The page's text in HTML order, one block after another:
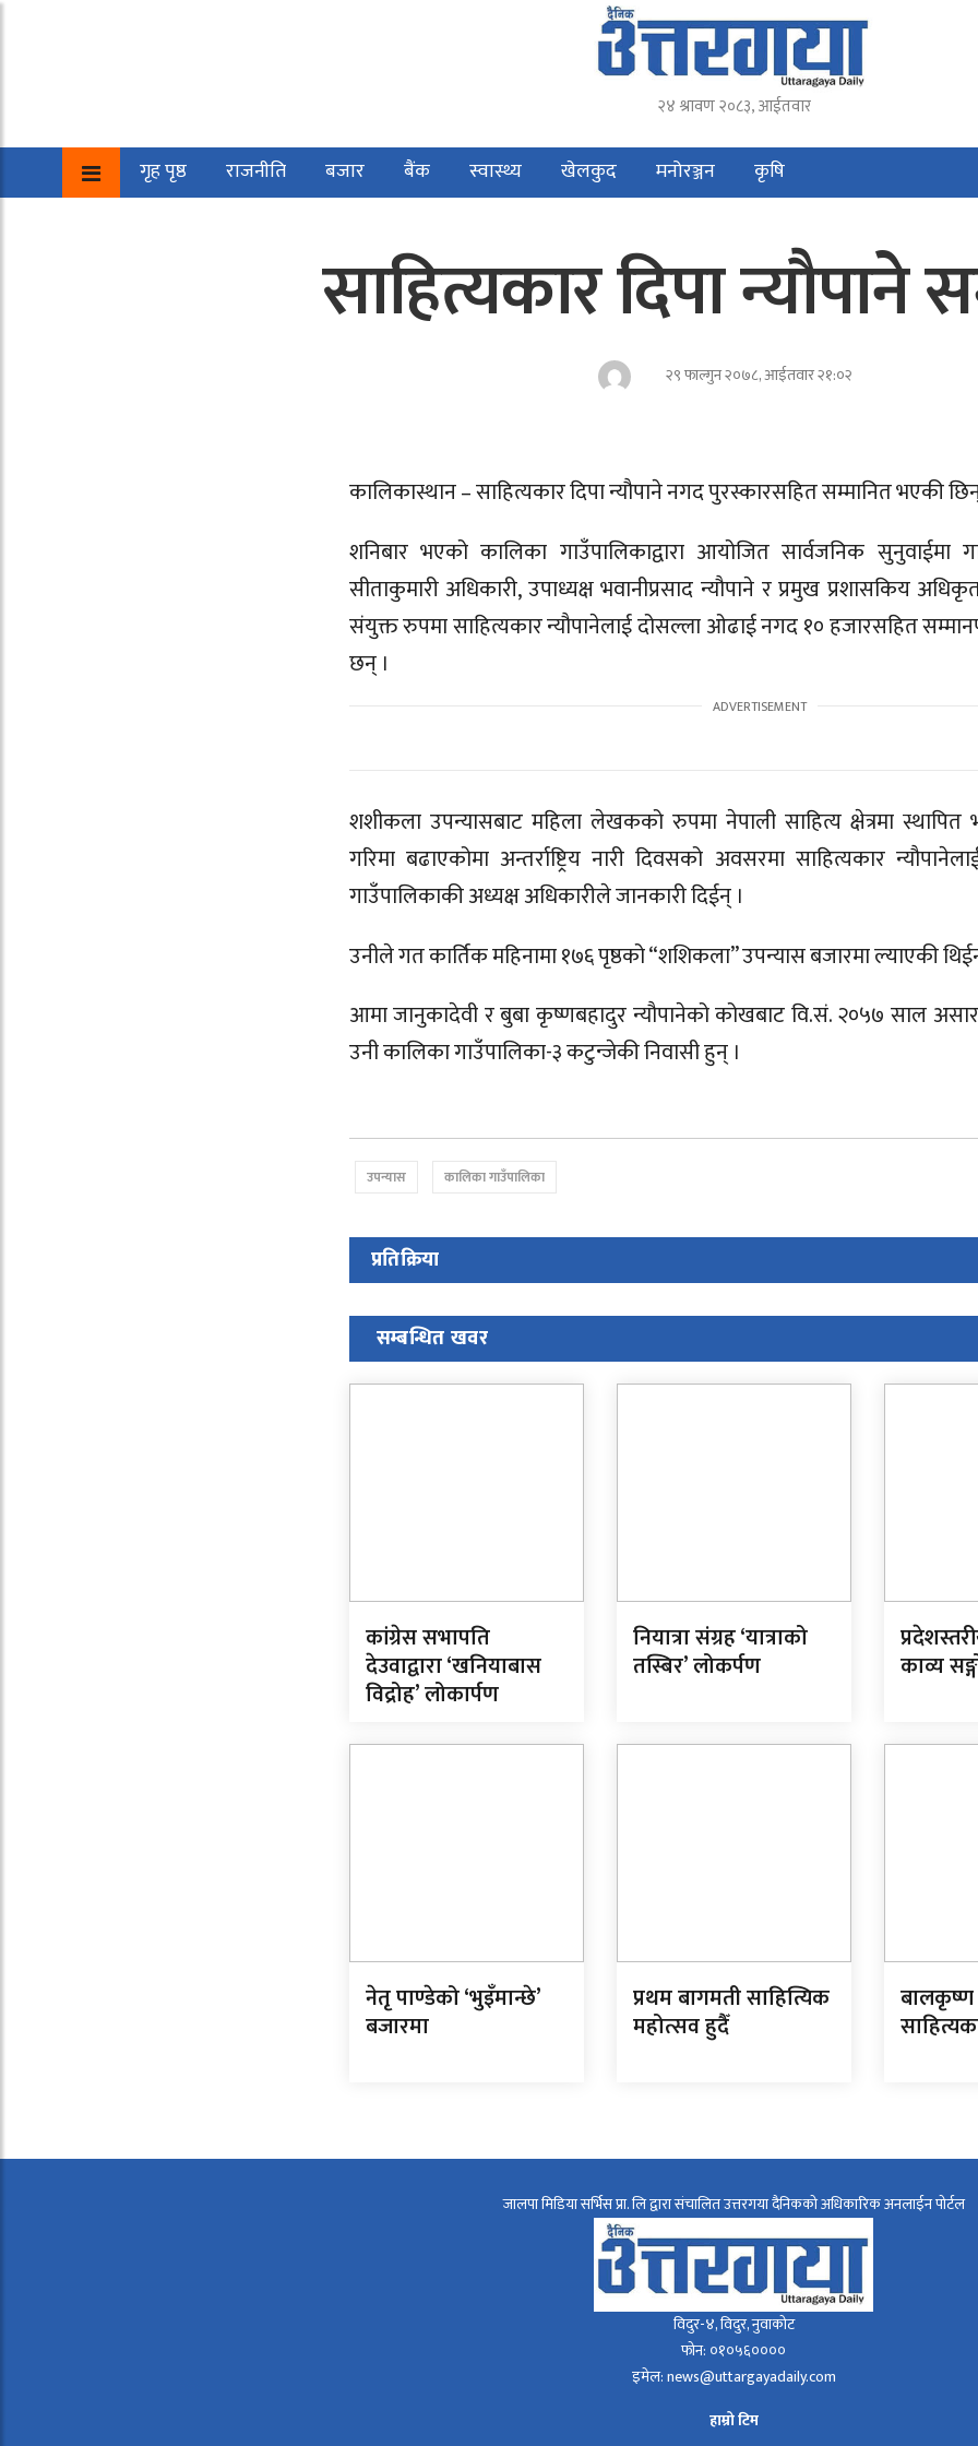
२४ श्रावण २०८३, आईतवार
गृह पृष्ठ राजनीति बजार बैंक स्वास्थ्य खेलकुद मनोरञ्जन कृषि
साहित्यकार दिपा न्यौपाने
२९ फाल्गुन २०७८, आईतवार २१:०२
कालिकास्थान – साहित्यकार दिपा न्यौपाने नगद पुरस्कारसहित सम्मानित भएकी
शनिबार भएको कालिका गाउँपालिकाद्वारा आयोजित सार्वजनिक सुनुवाईमा
सीताकुमारी अधिकारी, उपाध्यक्ष भवानीप्रसाद न्यौपाने र प्रमुख प्रशासकिय
संयुक्त रुपमा साहित्यकार न्यौपानेलाई दोसल्ला ओढाई नगद १० हजारसहित
छन् ।
शशीकला उपन्यासबाट महिला लेखकको रुपमा नेपाली साहित्य क्षेत्रमा स्थापित
गरिमा बढाएकोमा अन्तर्राष्ट्रिय नारी दिवसको अवसरमा साहित्यकार
गाउँपालिकाकी अध्यक्ष अधिकारीले जानकारी दिईन् ।
उनीले गत कार्तिक महिनामा १७६ पृष्ठको “शशिकला” उपन्यास बजारमा ल्याएकी
आमा जानुकादेवी र बुबा कृष्णबहादुर न्यौपानेको कोखबाट वि.सं. २०५७ साल
उनी कालिका गाउँपालिका-३ कटुन्जेकी निवासी हुन् ।
उपन्यास कालिका गाउँपालिका
प्रतिक्रिया
सम्बन्धित खवर
कांग्रेस सभापति
देउवाद्वारा ‘खनियाबास
विद्रोह’ लोकार्पण
नियात्रा संग्रह ‘यात्राको
तस्बिर’ लोकर्पण काव्य
नेतृ पाण्डेको ‘भुइँमान्छे’
बजारमा
प्रथम बागमती साहित्यिक
महोत्सव हुदैँ
बालकृष्ण
जालपा मिडिया सर्भिस प्रा. लि द्वारा संचालित उत्तरगया दैनिकको अधिकारिक अनलाईन पोर्टल
विदुर-४, विदुर, नुवाकोट
फोन: ०१०५६००००
इमेल: news@uttargayadaily.com
हाम्रो टिम